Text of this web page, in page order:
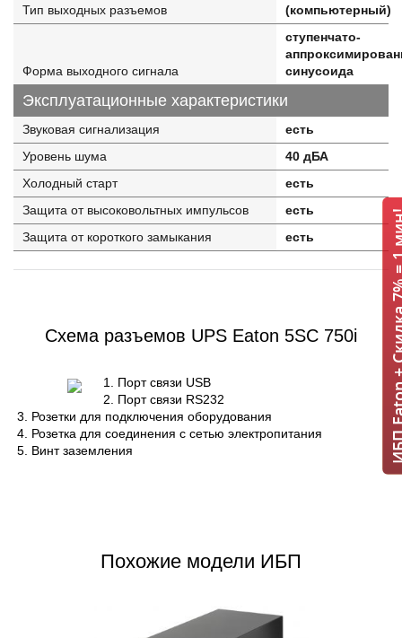
Тип выходных разъемов (компьютерный)
Форма выходного сигнала
ступенчато-
синусоида
Эксплуатационные характеристики
Звуковая сигнализация
есть
Уровень шума
40 дБА
Холодный старт
есть
Защита от высоковольтных импульсов
есть
Защита от короткого замыкания
есть
Схема разъемов UPS Eaton 5SC 750i
Порт связи USB
Порт связи RS232
Розетки для подключения оборудования
Розетка для соединения с сетью электропитания
Винт заземления
Похожие модели ИБП
ИБП Eaton